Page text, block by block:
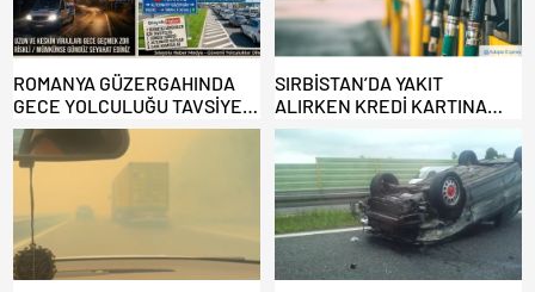
ROMANYA GÜZERGAHINDA
GECE YOLCULUĞU TAVSİYE
EDİLMİYOR: ALTERNATİF
KAPILAR ZAMAN
KAZANDIRIYOR!
SIRBİSTAN’DA YAKIT
ALIRKEN KREDİ KARTINA
DİKKAT: MAĞDUR OLMAYIN!